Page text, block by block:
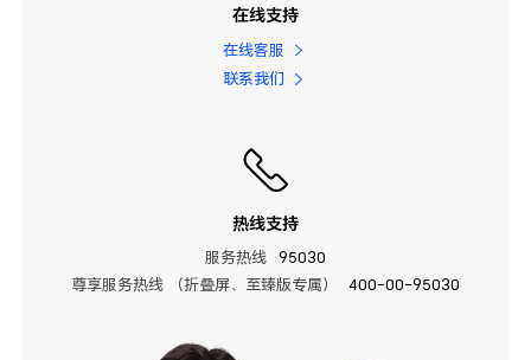
在线支持
在线客服
联系我们
热线支持
服务热线
95030
尊享服务热线 （折叠屏、至臻版专属）
400-00-95030